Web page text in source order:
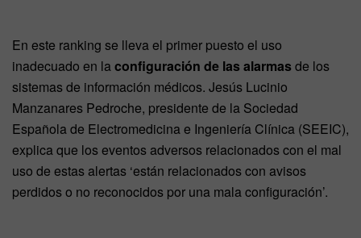
En este ranking se lleva el primer puesto el uso
inadecuado en laconfiguración de las alarmas de los
sistemas de información médicos. Jesús Lucinio
Manzanares Pedroche, presidente de la Sociedad
Española de Electromedicina e Ingeniería Clínica (SEEIC),
explica que los eventos adversos relacionados con el mal
uso de estas alertas ‘están relacionados con avisos
perdidos o no reconocidos por una mala configuración’.